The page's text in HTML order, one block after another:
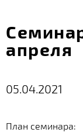
апреля
05.04.2021
План семинара: